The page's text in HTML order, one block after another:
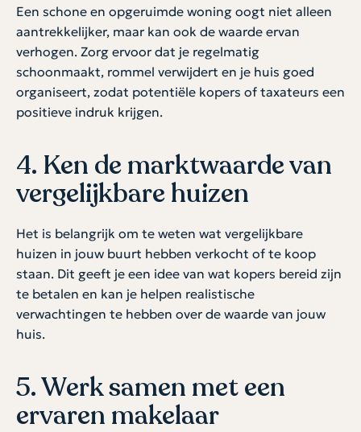
Een schone en opgeruimde woning oogt niet alleen
aantrekkelijker, maar kan ook de waarde ervan
verhogen. Zorg ervoor dat je regelmatig
schoonmaakt, rommel verwijdert en je huis goed
organiseert, zodat potentiële kopers of taxateurs een
positieve indruk krijgen.
4. Ken de marktwaarde van
vergelijkbare huizen
Het is belangrijk om te weten wat vergelijkbare
huizen in jouw buurt hebben verkocht of te koop
staan. Dit geeft je een idee van wat kopers bereid zijn
te betalen en kan je helpen realistische
verwachtingen te hebben over de waarde van jouw
huis.
5. Werk samen met een
ervaren makelaar